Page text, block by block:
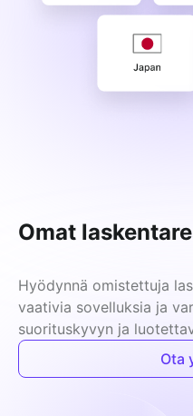
Omat
Hyödynnä omistettuja
vaativia sovelluksia ja
suorituskyvyn ja
Ota